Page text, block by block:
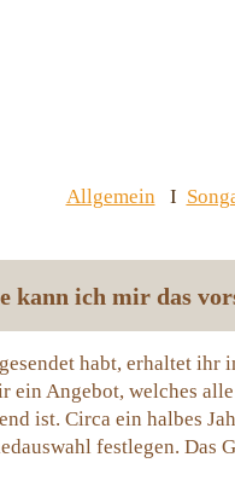
Allgemein I
kann ich mir das
habt, erhaltet
Angebot, welches
ist. Circa ein halbes
festlegen.